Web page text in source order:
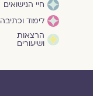
חיי הנישואים
לימוד וכתיבה
הרצאות
ושיעורים